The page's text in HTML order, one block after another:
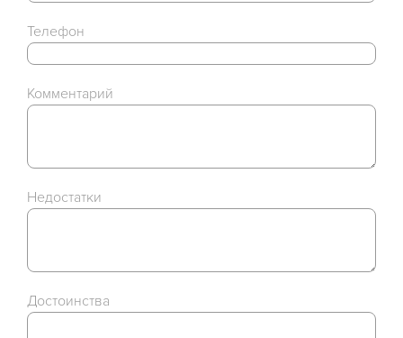
Телефон
Комментарий
Недостатки
Достоинства